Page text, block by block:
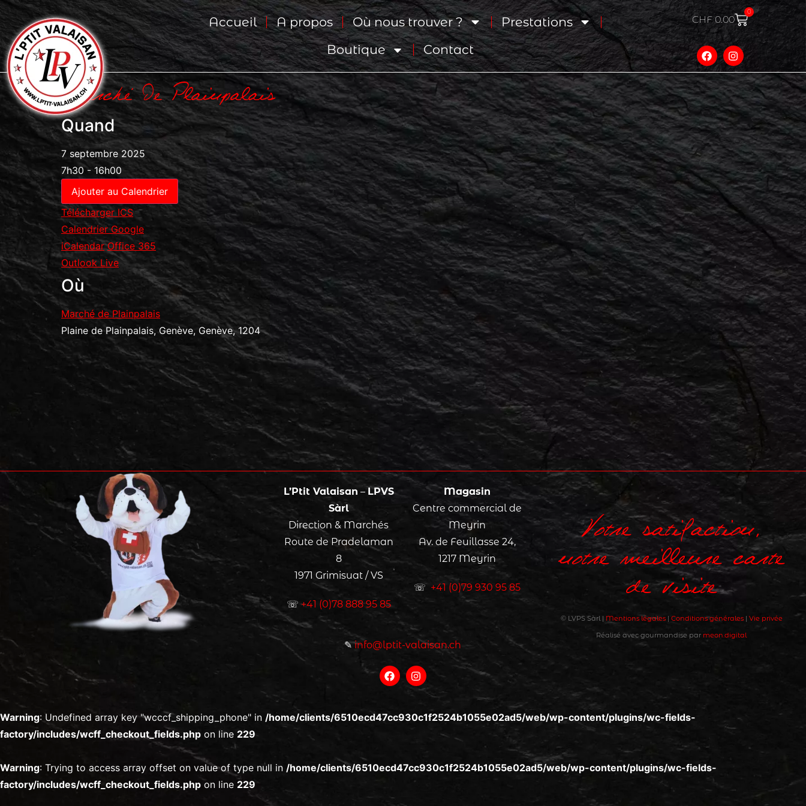
Accueil A propos Où nous trouver ?
Prestations
Boutique
Contact
CHF0.00
0
Marché De Plainpalais
Quand
7 septembre 2025
7h30 - 16h00
Ajouter au Calendrier
Télécharger ICS
Calendrier Google
iCalendar Office 365
Outlook Live
Où
Marché de Plainpalais
Plaine de Plainpalais, Genève, Genève, 1204
L’Ptit Valaisan – LPVS
Sàrl
Direction & Marchés
Route de Pradelaman
8
1971 Grimisuat / VS
☏+41 (0)78 888 95 85
Magasin
Centre commercial de
Meyrin
Av. de Feuillasse 24,
1217 Meyrin
☏ +41 (0)79 930 95 85
✎info@lptit-valaisan.ch
Votre satifaction,
notre meilleure carte
de visite
© LVPS Sàrl | Mentions légales| Conditions générales| Vie privée
Réalisé avec gourmandise par meon.digital
Warning: Undefined array key "wcccf_shipping_phone" in /home/clients/6510ecd47cc930c1f2524b1055e02ad5/web/wp-content/plugins/wc-fields-
factory/includes/wcff_checkout_fields.php on line 229
Warning: Trying to access array offset on value of type null in /home/clients/6510ecd47cc930c1f2524b1055e02ad5/web/wp-content/plugins/wc-fields-
factory/includes/wcff_checkout_fields.php on line 229